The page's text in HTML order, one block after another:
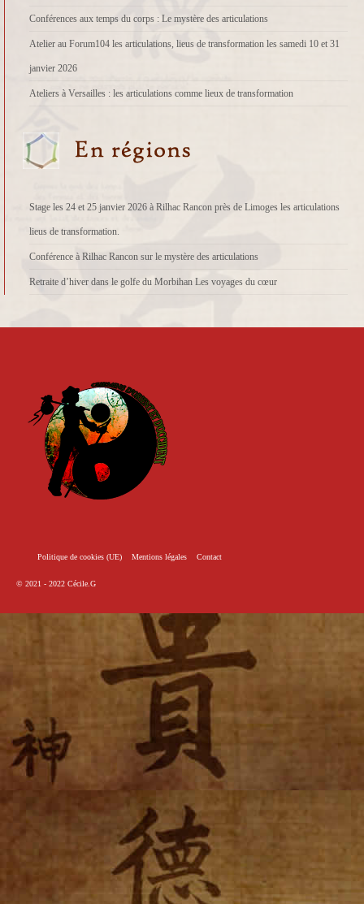
Conférences aux temps du corps : Le mystère des articulations
Atelier au Forum104 les articulations, lieus de transformation les samedi 10 et 31
janvier 2026
Ateliers à Versailles : les articulations comme lieux de transformation
Stage les 24 et 25 janvier 2026 à Rilhac Rancon près de Limoges les articulations
lieus de transformation.
Conférence à Rilhac Rancon sur le mystère des articulations
Retraite d’hiver dans le golfe du Morbihan Les voyages du cœur
Politique de cookies (UE) Mentions légales Contact
© 2021 - 2022 Cécile.G